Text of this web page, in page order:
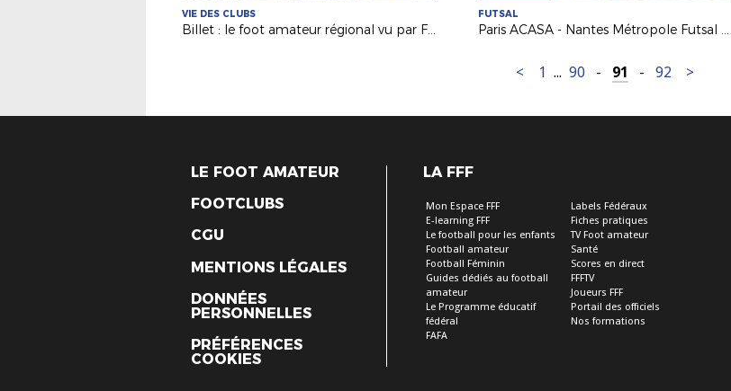
VIE DES CLUBS
Billet : le foot amateur régional vu par France 3 PDL
FUTSAL
Paris ACASA - Nantes Métropole Futsal (2-1)
< 1 ... 90 - 91 - 92 >
LE FOOT AMATEUR
FOOTCLUBS
CGU
MENTIONS LÉGALES
DONNÉES
PERSONNELLES
PRÉFÉRENCES
COOKIES
LA FFF
Mon Espace FFF
E-learning FFF
Le football pour les enfants
Football amateur
Football Féminin
Guides dédiés au football
amateur
Le Programme éducatif
fédéral
FAFA
Labels Fédéraux
Fiches pratiques
TV Foot amateur
Santé
Scores en direct
FFFTV
Joueurs FFF
Portail des officiels
Nos formations